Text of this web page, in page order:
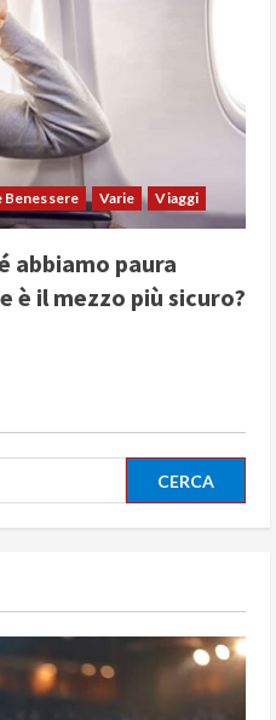
Benessere Varie Viaggi
abbiamo paura
è il mezzo più sicuro?